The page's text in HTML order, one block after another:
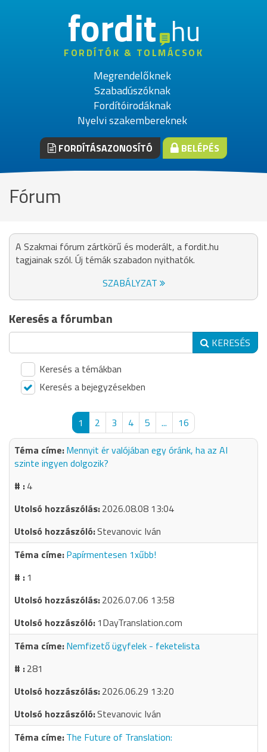
fordithu
FORDÍTÓK & TOLMÁCSOK
Megrendelőknek
Szabadúszóknak
Fordítóirodáknak
Nyelvi szakembereknek
FORDÍTÁSAZONOSÍTÓ BELÉPÉS
Fórum
A Szakmai fórum zártkörű és moderált, a fordit.hu
tagjainak szól. Új témák szabadon nyithatók.
SZABÁLYZAT
Keresés a fórumban
KERESÉS
Keresés a témákban
Keresés a bejegyzésekben
1 2 3 4 5 ...
16
Mennyit ér valójában egy óránk, ha az AI
szinte ingyen dolgozik?
4
2026.08.08 13:04
Stevanovic Iván
Papírmentesen 1xűbb!
1
2026.07.06 13:58
1DayTranslation.com
Nemfizető ügyfelek - feketelista
281
2026.06.29 13:20
Stevanovic Iván
The Future of Translation: